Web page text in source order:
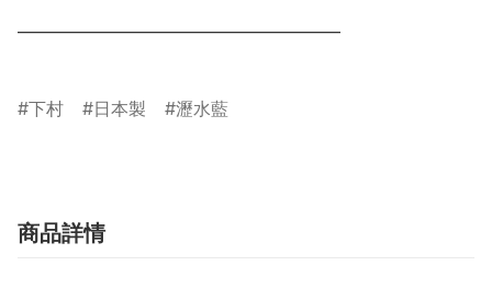
下村 日本製 瀝水藍
商品詳情